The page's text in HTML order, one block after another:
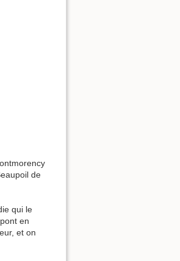
de
qui le
en
et on